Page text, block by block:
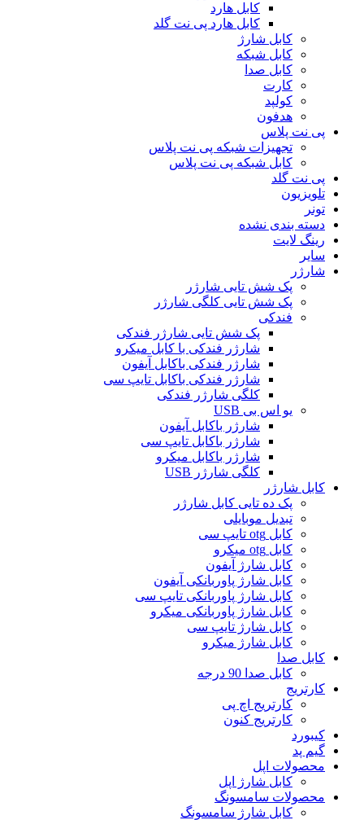
کابل هارد
کابل هارد پی نت گلد
کابل شارژ
کابل شبکه
کابل صدا
کارت
کولپد
هدفون
پی نت پلاس
تجهیزات شبکه پی نت پلاس
کابل شبکه پی نت پلاس
پی نت گلد
تلویزیون
تونر
دسته بندی نشده
رینگ لایت
سایر
شارژر
پک شش تایی شارژر
پک شش تایی کلگی شارژر
فندکی
پک شش تایی شارژر فندکی
شارژر فندکی با کابل میکرو
شارژر فندکی باکابل آیفون
شارژر فندکی باکابل تایپ سی
کلگی شارژر فندکی
یو اس بی USB
شارژر باکابل آیفون
شارژر باکابل تایپ سی
شارژر باکابل میکرو
کلگی شارژر USB
کابل شارژر
پک ده تایی کابل شارژر
تبدیل موبایلی
کابل otg تایپ سی
کابل otg میکرو
کابل شارژ آیفون
کابل شارژ پاوربانکی آیفون
کابل شارژ پاوربانکی تایپ سی
کابل شارژ پاوربانکی میکرو
کابل شارژ تایپ سی
کابل شارژ میکرو
کابل صدا
کابل صدا 90 درجه
کارتریج
کارتریج اچ پی
کارتریج کنون
کیبورد
گیم پد
محصولات اپل
کابل شارژ اپل
محصولات سامسونگ
کابل شارژ سامسونگ